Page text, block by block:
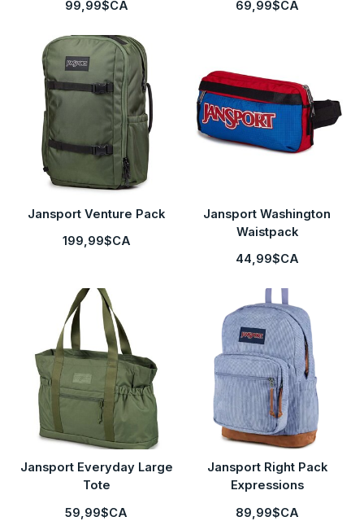
99,99$CA 69,99$CA
Jansport Venture Pack
199,99$CA
Jansport Washington
Waistpack
44,99$CA
Jansport Everyday Large
Tote
59,99$CA
Jansport Right Pack
Expressions
89,99$CA